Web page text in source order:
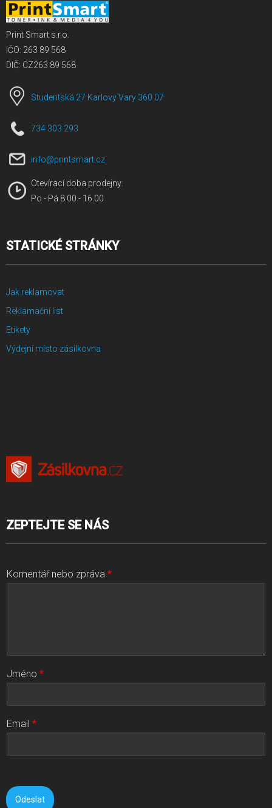
Print Smart s.r.o.
IČO: 263 89 568
DIČ: CZ263 89 568
Studentská 27 Karlovy Vary 360 07
734 303 293
info@printsmart.cz
Otevírací doba prodejny:
Po - Pá 8.00 - 16.00
STATICKÉ STRÁNKY
Jak reklamovat
Reklamační list
Etikety
Výdejní místo zásilkovna
ZEPTEJTE SE NÁS
Komentář nebo zpráva *
Jméno *
Email *
Odeslat